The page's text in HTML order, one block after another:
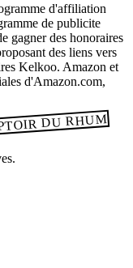
d'affiliation
de publicite
gagner des honoraires
des liens vers
Kelkoo. Amazon et
d'Amazon.com,
DU RHUM